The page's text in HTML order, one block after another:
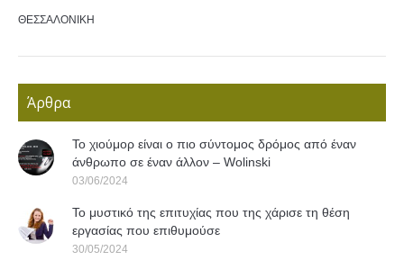
ΘΕΣΣΑΛΟΝΙΚΗ
Άρθρα
Το χιούμορ είναι ο πιο σύντομος δρόμος από έναν
άνθρωπο σε έναν άλλον – Wolinski
03/06/2024
Το μυστικό της επιτυχίας που της χάρισε τη θέση
εργασίας που επιθυμούσε
30/05/2024